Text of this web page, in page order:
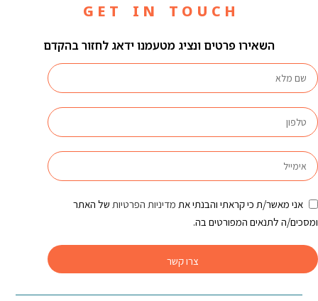
G E T I N T O U C H
השאירו פרטים ונציג מטעמנו ידאג לחזור בהקדם
אני מאשר/ת כי קראתי והבנתי את מדיניות הפרטיות של האתר
ומסכים/ה לתנאים המפורטים בה.
צרו קשר